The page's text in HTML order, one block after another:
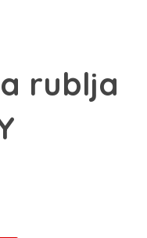
rublja